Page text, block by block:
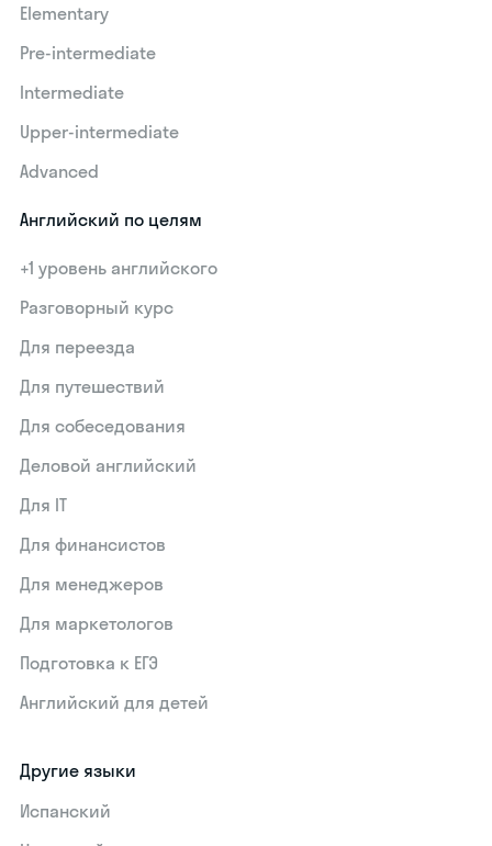
Elementary
Pre-intermediate
Intermediate
Upper-intermediate
Advanced
Английский по целям
+1 уровень английского
Разговорный курс
Для переезда
Для путешествий
Для собеседования
Деловой английский
Для IT
Для финансистов
Для менеджеров
Для маркетологов
Подготовка к ЕГЭ
Английский для детей
Другие языки
Испанский